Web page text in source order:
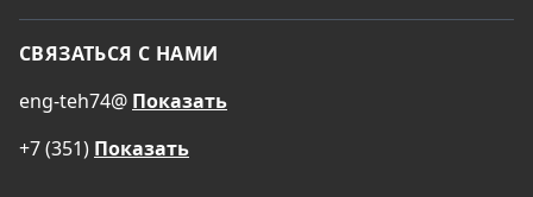
СВЯЗАТЬСЯ С НАМИ
eng-teh74@ Показать
+7 (351) Показать